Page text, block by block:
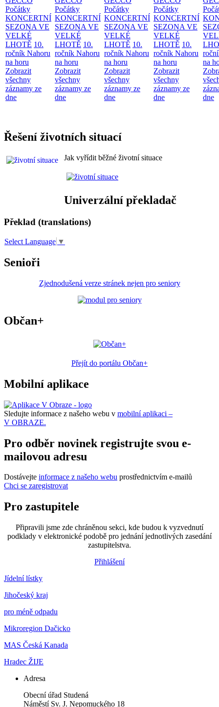
Počátky
KONCERTNÍ
SEZONA VE
VELKÉ
LHOTĚ 10.
ročník Nahoru
na horu
Zobrazit
všechny
záznamy ze
dne
Počátky
KONCERTNÍ
SEZONA VE
VELKÉ
LHOTĚ 10.
ročník Nahoru
na horu
Zobrazit
všechny
záznamy ze
dne
Počátky
KONCERTNÍ
SEZONA VE
VELKÉ
LHOTĚ 10.
ročník Nahoru
na horu
Zobrazit
všechny
záznamy ze
dne
Počátky
KONCERTNÍ
SEZONA VE
VELKÉ
LHOTĚ 10.
ročník Nahoru
na horu
Zobrazit
všechny
záznamy ze
dne
na
dne
Řešení životních situací
Jak vyřídit běžné životní situace
Univerzální překladač
Překlad (translations)
Select Language ▼
Senioři
Zjednodušená verze stránek nejen pro seniory
Občan+
Přejít do portálu Občan+
Mobilní aplikace
Sledujte informace z našeho webu v mobilní aplikaci –
V OBRAZE.
Pro odběr novinek registrujte svou e-
mailovou adresu
Dostávejte informace z našeho webu prostřednictvím e-mailů
Chci se zaregistrovat
Pro zastupitele
Připravili jsme zde chráněnou sekci, kde budou k vyzvednutí
podklady v elektronické podobě pro jednání jednotlivých zasedání
zastupitelstva.
Přihlášení
Jídelní lístky
Jihočeský kraj
pro méně odpadu
Mikroregion Dačicko
MAS Česká Kanada
Hradec ŽIJE
Adresa
Obecní úřad Studená
Náměstí Sv. J. Nepomuckého 18